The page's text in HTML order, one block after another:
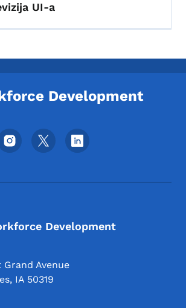
UI-a
Development
društvenih mrežaa
Development
Grand Avenue
, IA 50319